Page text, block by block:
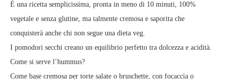
È una ricetta semplicissima, pronta in meno di 10 minuti, 100%
vegetale e senza glutine, ma talmente cremosa e saporita che
conquisterà anche chi non segue una dieta veg.
I pomodori secchi creano un equilibrio perfetto tra dolcezza e acidità.
Come si serve l’hummus?
Come base cremosa per torte salate o bruschette, con focaccia o